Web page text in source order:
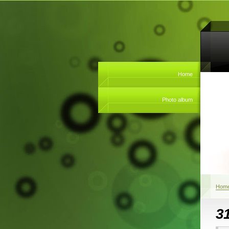
Home
Photo album